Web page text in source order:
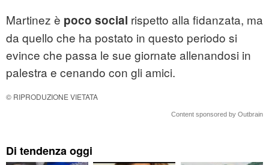
Martinez è poco social rispetto alla fidanzata, ma
da quello che ha postato in questo periodo si
evince che passa le sue giornate allenandosi in
palestra e cenando con gli amici.
© RIPRODUZIONE VIETATA
Content sponsored by Outbrain
Di tendenza oggi